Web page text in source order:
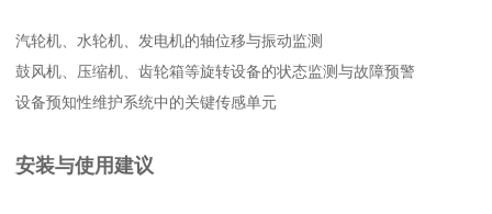
汽轮机、水轮机、发电机的轴位移与振动监测
鼓风机、压缩机、齿轮箱等旋转设备的状态监测与故障预警
设备预知性维护系统中的关键传感单元
安装与使用建议